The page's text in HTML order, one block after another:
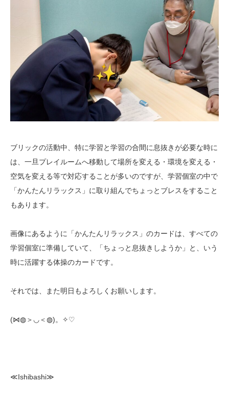
ブリックの活動中、特に学習と学習の合間に息抜きが必要な時に
は、一旦プレイルームへ移動して場所を変える・環境を変える・
空気を変える等で対応することが多いのですが、学習個室の中で
「かんたんリラックス」に取り組んでちょっとブレスをすること
もあります。
画像にあるように「かんたんリラックス」のカードは、すべての
学習個室に準備していて、「ちょっと息抜きしようか」と、いう
時に活躍する体操のカードです。
それでは、また明日もよろしくお願いします。
(⋈◍＞◡＜◍)。✧♡
≪Ishibashi≫